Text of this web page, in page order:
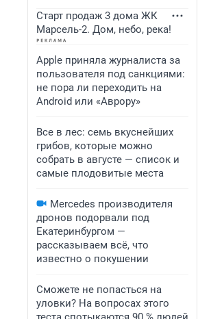
Старт продаж 3 дома ЖК
Марсель-2. Дом, небо, река!
Apple приняла журналиста за
пользователя под санкциями:
не пора ли переходить на
Android или «Аврору»
Все в лес: семь вкуснейших
грибов, которые можно
собрать в августе — список и
самые плодовитые места
Mercedes производителя
дронов подорвали под
Екатеринбургом —
рассказываем всё, что
известно о покушении
Сможете не попасться на
уловки? На вопросах этого